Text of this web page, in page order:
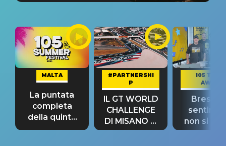
MALTA
La puntata
completa
della quinta
tappa
#PARTNERSHI
P
IL GT WORLD
CHALLENGE
DI MISANO si
riconferma
105 TAKE
AWAY
Bresh:
non si
fino alla